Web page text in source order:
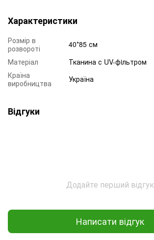
Характеристики
Розмір в
розвороті
40*85 см
Матеріал
Тканина с UV-фiльтром
Країна
виробництва
Україна
Відгуки
Додайте перший відгук
Написати відгук